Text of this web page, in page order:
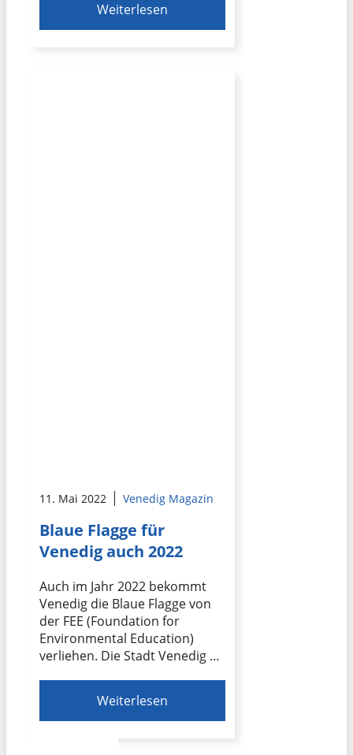
Weiterlesen
11. Mai 2022 Venedig Magazin
Blaue Flagge für
Venedig auch 2022
Auch im Jahr 2022 bekommt
Venedig die Blaue Flagge von
der FEE (Foundation for
Environmental Education)
verliehen. Die Stadt Venedig …
Weiterlesen